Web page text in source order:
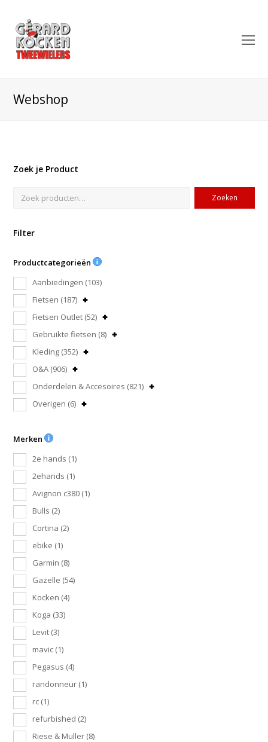
Webshop
Zoek je Product
Zoeken
Filter
Productcategorieën
Aanbiedingen (103)
Fietsen (187)
Fietsen Outlet (52)
Gebruikte fietsen (8)
Kleding (352)
O&A (906)
Onderdelen & Accesoires (821)
Overigen (6)
Merken
2e hands (1)
2ehands (1)
Avignon c380 (1)
Bulls (2)
Cortina (2)
ebike (1)
Garmin (8)
Gazelle (54)
Kocken (4)
Koga (33)
Levit (3)
mavic (1)
Pegasus (4)
randonneur (1)
rc (1)
refurbished (2)
Riese & Muller (8)